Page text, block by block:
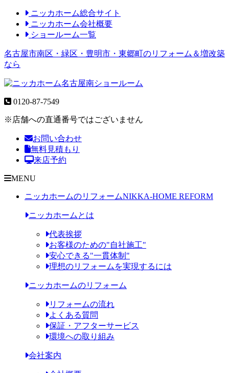
ニッカホーム総合サイト
ニッカホーム会社概要
ショールーム一覧
名古屋市南区・緑区・豊明市・東郷町のリフォーム＆増改築
なら
0120-87-7549
※店舗への直通番号ではございません
お問い合わせ
無料見積もり
来店予約
MENU
ニッカホームのリフォームNIKKA-HOME REFORM
ニッカホームとは
代表挨拶
お客様のための"自社施工"
安心できる"一貫体制"
理想のリフォームを実現するには
ニッカホームのリフォーム
リフォームの流れ
よくある質問
保証・アフターサービス
環境への取り組み
会社案内